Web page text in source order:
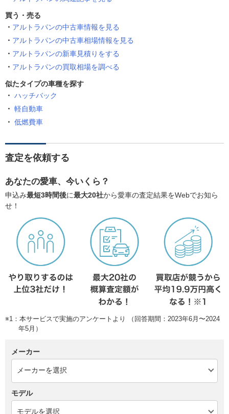
買う・売る
アルトラパンの中古車情報を見る
アルトラパンの中古車相場情報を見る
アルトラパンの新車見積りをする
アルトラパンの買取相場を調べる
似たタイプの車種を探す
ハッチバック
軽自動車
低燃費車
査定を依頼する
あなたの愛車、今いくら？
申込み最短3時間後に最大20社から愛車の査定結果をWebでお知ら
せ！
※1：本サービスで実施のアンケートより （回答期間：2023年6月〜2024
年5月）
メーカー
モデル